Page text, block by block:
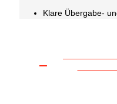
Klare Übergabe-